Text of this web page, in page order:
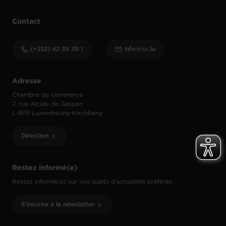
Restez informé(e)
Restez informé(e) sur vos sujets d’actualités préférés.
S'inscrire à la newsletter
Adresse
Chambre de commerce
7, rue Alcide de Gasperi
L-1615 Luxembourg-Kirchberg
Direction
Contact
(+352) 42 39 39 1 info@cc.lu